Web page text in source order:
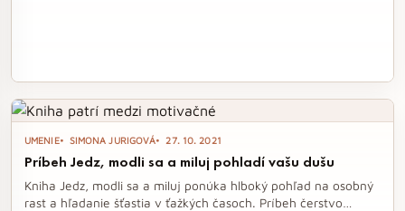
UMENIE SIMONA JURIGOVÁ 27. 10. 2021
Príbeh Jedz, modli sa a miluj pohladí vašu dušu
Kniha Jedz, modli sa a miluj ponúka hlboký pohľad na osobný
rast a hľadanie šťastia v ťažkých časoch. Príbeh čerstvo